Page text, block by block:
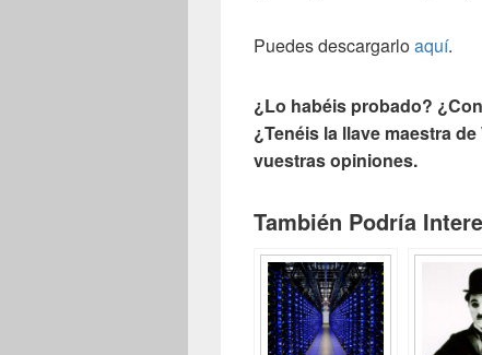
Puedes descargarloaquí.
¿Lo habéis probado?
¿Tenéis la llave maestra
vuestras opiniones.
También Podría